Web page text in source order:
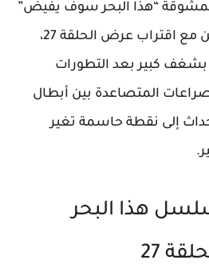
“هذا البحر سوف يفيض”
إثارة اهتمام المشاهدين مع اقتراب عرض الحلقة 27،
بشغف كبير بعد التطورات
المتصاعدة بين أبطال
إلى نقطة حاسمة تغير
هذا البحر
27